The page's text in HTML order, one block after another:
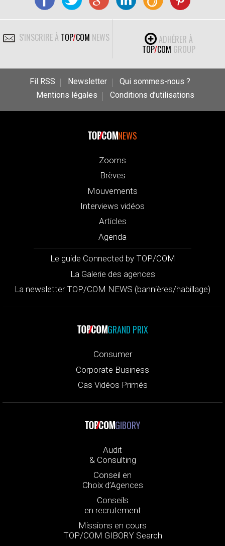
S'INSCRIRE À TOP/COM NEWS
ADHÉRER À
TOP/COM GROUP
Fil RSS Newsletter
Qui sommes-nous ?
Mentions légales
Conditions d’utilisations
NEWS
Zooms
Brèves
Mouvements
Interviews vidéos
Articles
Agenda
Le guide Connected by TOP/COM
La Galerie des agences
La newsletter TOP/COM NEWS (bannières/habillage)
GRAND PRIX
Consumer
Corporate Business
Cas Vidéos Primés
GIBORY
Audit
& Consulting
Conseil en
Choix d’Agences
Conseils
en recrutement
Missions en cours
TOP/COM GIBORY Search